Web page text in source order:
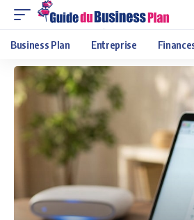
Business Plan Entreprise